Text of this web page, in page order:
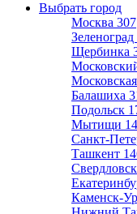
Выбрать город
Москва 307
Зеленоград
Щербинка
Балашиха
Подольск
Мытищи 14
Санкт-
Ташкент
Каменск-